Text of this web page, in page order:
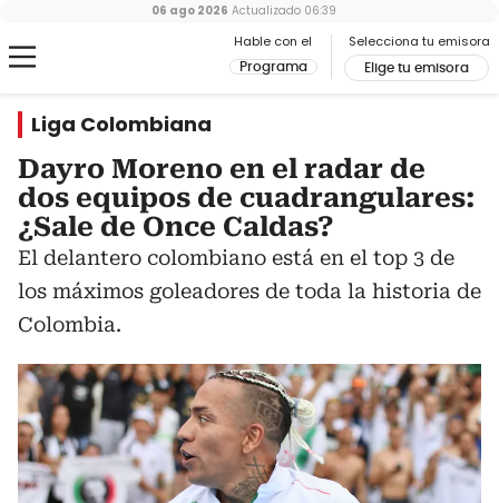
Hable con el
Programa
Selecciona tu emisora
Elige tu emisora
06 ago 2026 Actualizado 06:39
Liga Colombiana
Dayro Moreno en el radar de
dos equipos de cuadrangulares:
¿Sale de Once Caldas?
El delantero colombiano está en el top 3 de
los máximos goleadores de toda la historia de
Colombia.